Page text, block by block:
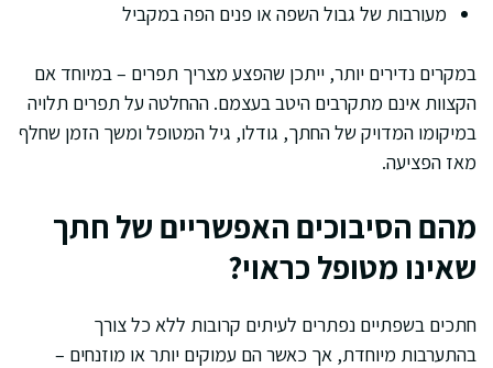
מעורבות של גבול השפה או פנים הפה במקביל
במקרים נדירים יותר, ייתכן שהפצע מצריך תפרים – במיוחד אם
הקצוות אינם מתקרבים היטב בעצמם. ההחלטה על תפרים תלויה
במיקומו המדויק של החתך, גודלו, גיל המטופל ומשך הזמן שחלף
מאז הפציעה.
מהם הסיבוכים האפשריים של חתך
שאינו מטופל כראוי?
חתכים בשפתיים נפתרים לעיתים קרובות ללא כל צורך
בהתערבות מיוחדת, אך כאשר הם עמוקים יותר או מוזנחים –